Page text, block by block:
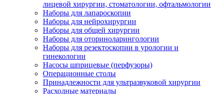
лицевой хирургии, стоматологии, офтальмологии
Наборы для лапароскопии
Наборы для нейрохирургии
Наборы для общей хирургии
Наборы для оториноларингологии
Наборы для резектоскопии в урологии и
гинекологии
Насосы шприцевые (перфузоры)
Операционные столы
Принадлежности для ультразвуковой хирургии
Расходные материалы